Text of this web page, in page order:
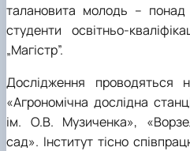
талановита молодь – понад
студенти освітньо-
„Магістр”.
Дослідження проводяться
«Агрономічна дослідна
ім. О.В. Музиченка»,
сад». Інститут тісно